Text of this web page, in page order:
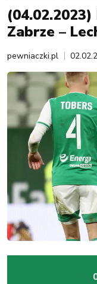
Zabrze –
pewniaczki.pl